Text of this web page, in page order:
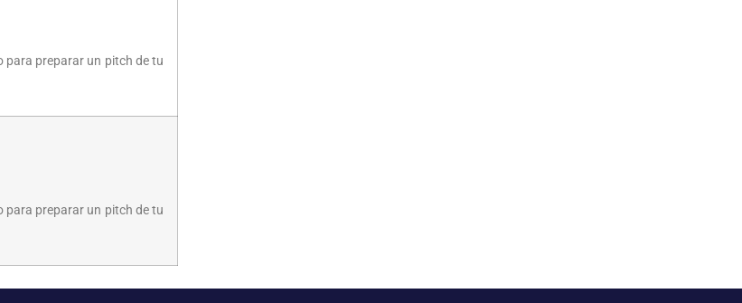
para preparar un pitch de tu
para preparar un pitch de tu